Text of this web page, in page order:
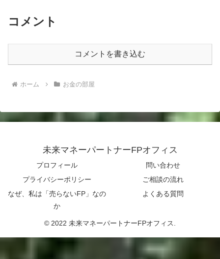
コメント
コメントを書き込む
ホーム お金の部屋
未来マネーパートナーFPオフィス
プロフィール
問い合わせ
プライバシーポリシー
ご相談の流れ
なぜ、私は「売らないFP」なの
か
よくある質問
© 2022 未来マネーパートナーFPオフィス.